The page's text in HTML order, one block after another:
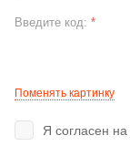
Введите код: *
Поменять картинку
Я согласен на